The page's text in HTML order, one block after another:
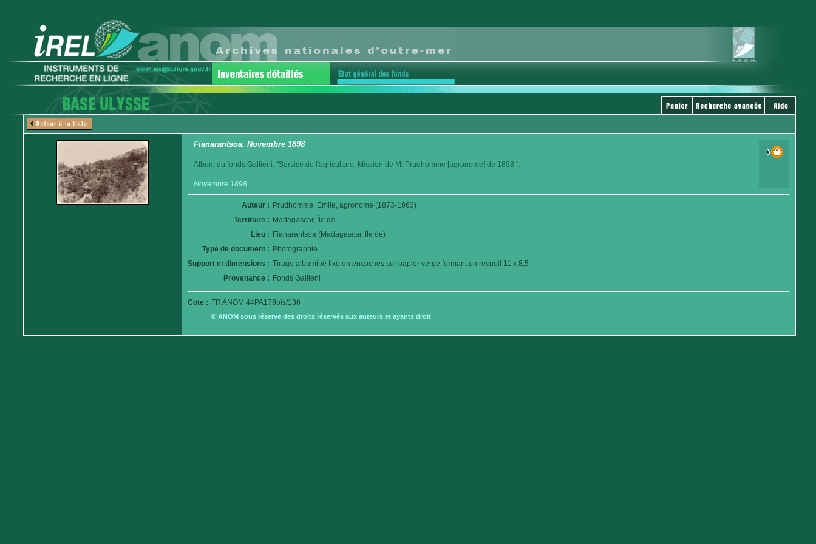
Fianarantsoa. Novembre 1898
Album du fonds Gallieni. "Service de l'agriculture. Mission de M. Prudhomme [agronome] de 1898 ".
Novembre 1898
Auteur : Prudhomme, Emile, agronome (1873-1963)
Territoire : Madagascar, Île de
Lieu : Fianarantsoa (Madagascar, Île de)
Type de document : Photographie
Support et dimensions : Tirage albuminé fixé en encoches sur papier vergé formant un recueil 11 x 8,5
Provenance : Fonds Gallieni
Cote : FR ANOM 44PA179bis/136
© ANOM sous réserve des droits réservés aux auteurs et ayants droit